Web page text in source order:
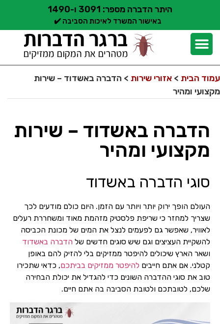
היתר הדברה מספר: 3091 ו-1490
באישור המשרד לאיכות הסביבה ✔️
עמוד הבית > אזורי שירות > הדברה באשדוד – שירות
מקצועי ומהיר
הדברה באשדוד – שירות
מקצועי ומהיר
סוגי הדברה באשדוד
העולם הופך ירוק יותר ויותר עם הזמן. היום כולם מודעים לכך
שצריך למחזר כי שריפת פלסטיק מזהמת מאוד ומשחררת רעלים
לאוויר, שאפשר גם לפעמים לנצל את המים של מכונת הכביסה
להשקיית העציצים וגם שיש סוגים חדשים של הדברה באשדוד
ושאר הארץ שיכולים להיפטר ממזיקים בלי להזיק להם באופן
קטלני. אם אתם חייבים להיפטר ממזיקים בביתכם, כדאי שתכירו
טוב את סוגי ההדברה השונים כדי להגדיל את יכולת הבחירה
שלכם, לטובתכם ולטובת הסביבה בה אתם חיים.